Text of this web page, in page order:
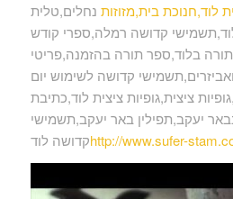
לוד,חנוכת בית,מזוזות נחלים,טלית
קדושה רמלה,ספרי קודש
בלוד,ספר תורה בהזמנה,פריטי
קדושה לשימוש יום
ציצית,גופיות ציצית לוד,כתיבת
יעקב,תפילין באר יעקב,תשמישי
קדושה לודhttp://www.sufer-